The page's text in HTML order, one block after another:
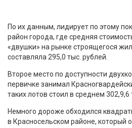
По их данным, лидирует по этому
район города, где средняя
«двушки» на рынке строящегося
составляла 295,0 тыс. рублей.
Второе место по доступности
первичке занимал
таких лотов стоил в среднем 302,9,6
Немного дороже обходился
в Красносельском районе, который